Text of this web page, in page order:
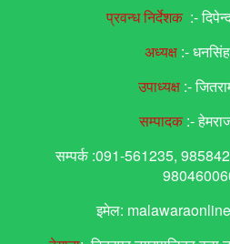
प्रवन्ध निर्देशक:-
अध्यक्ष :-
उपाध्यक्ष :-
सम्पादक:-
सम्पर्क :091-561235,
इमेल: